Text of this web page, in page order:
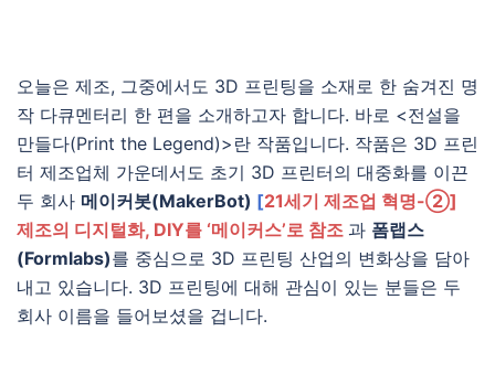
오늘은 제조, 그중에서도 3D 프린팅을 소재로 한 숨겨진 명
작 다큐멘터리 한 편을 소개하고자 합니다. 바로 <전설을
만들다(Print the Legend)>란 작품입니다. 작품은 3D 프린
터 제조업체 가운데서도 초기 3D 프린터의 대중화를 이끈
두 회사 메이커봇(MakerBot) [21세기 제조업 혁명-②]
제조의 디지털화, DIY를 ‘메이커스’로 참조 과 폼랩스
(Formlabs)를 중심으로 3D 프린팅 산업의 변화상을 담아
내고 있습니다. 3D 프린팅에 대해 관심이 있는 분들은 두
회사 이름을 들어보셨을 겁니다.